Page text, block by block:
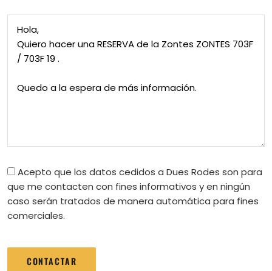
Acepto que los datos cedidos a Dues Rodes son para
que me contacten con fines informativos y en ningún
caso serán tratados de manera automática para fines
comerciales.
CONTACTAR